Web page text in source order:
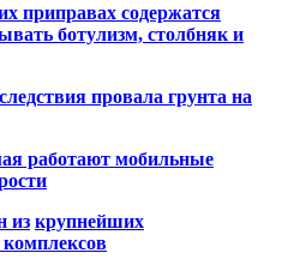
приправах содержатся
ботулизм, столбняк и
провала грунта на
работают мобильные
из крупнейших